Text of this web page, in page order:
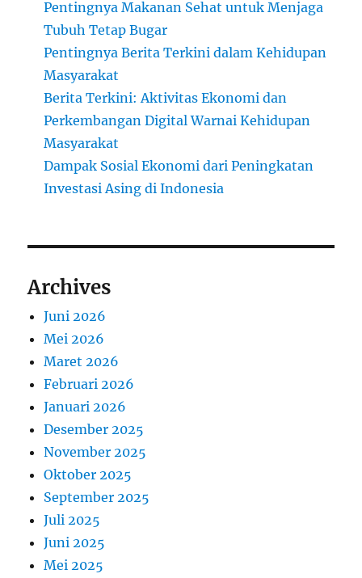
Pentingnya Makanan Sehat untuk Menjaga
Tubuh Tetap Bugar
Pentingnya Berita Terkini dalam Kehidupan
Masyarakat
Berita Terkini: Aktivitas Ekonomi dan
Perkembangan Digital Warnai Kehidupan
Masyarakat
Dampak Sosial Ekonomi dari Peningkatan
Investasi Asing di Indonesia
Archives
Juni 2026
Mei 2026
Maret 2026
Februari 2026
Januari 2026
Desember 2025
November 2025
Oktober 2025
September 2025
Juli 2025
Juni 2025
Mei 2025